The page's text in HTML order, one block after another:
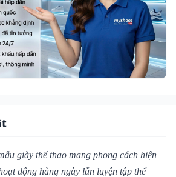
giày thể thao mang phong cách hiện
động hàng ngày lẫn luyện tập thể